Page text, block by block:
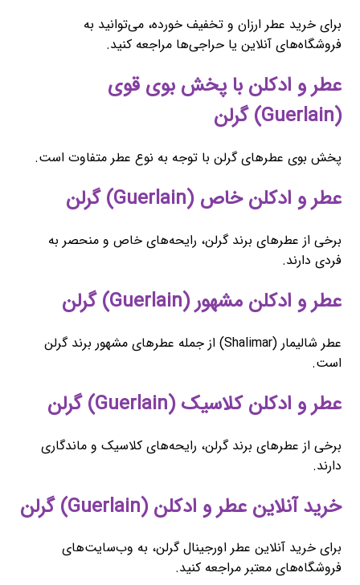
برای خرید عطر ارزان و تخفیف خورده، می‌توانید به
فروشگاه‌های آنلاین یا حراجی‌ها مراجعه کنید.
عطر و ادکلن با پخش بوی قوی
(Guerlain) گرلن
پخش بوی عطرهای گرلن با توجه به نوع عطر متفاوت است.
عطر و ادکلن خاص (Guerlain) گرلن
برخی از عطرهای برند گرلن، رایحه‌های خاص و منحصر به
فردی دارند.
عطر و ادکلن مشهور (Guerlain) گرلن
عطر شالیمار (Shalimar) از جمله عطرهای مشهور برند گرلن
است.
عطر و ادکلن کلاسیک (Guerlain) گرلن
برخی از عطرهای برند گرلن، رایحه‌های کلاسیک و ماندگاری
دارند.
خرید آنلاین عطر و ادکلن (Guerlain) گرلن
برای خرید آنلاین عطر اورجینال گرلن، به وب‌سایت‌های
فروشگاه‌های معتبر مراجعه کنید.